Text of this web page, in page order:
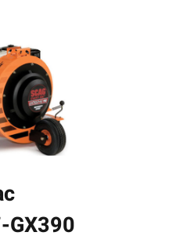
GX390